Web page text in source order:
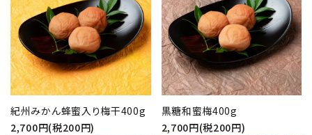
紀州みかん蜂蜜入り梅干400g
2,700円(税200円)
黒糖和蜜梅400g
2,700円(税200円)